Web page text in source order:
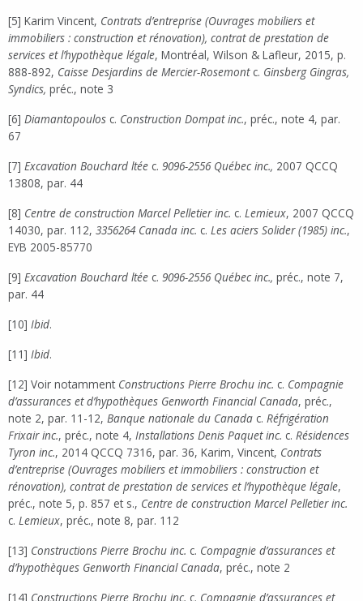
[5] Karim Vincent, Contrats d’entreprise (Ouvrages mobiliers et
immobiliers : construction et rénovation), contrat de prestation de
services et l’hypothèque légale, Montréal, Wilson & Lafleur, 2015, p.
888-892, Caisse Desjardins de Mercier-Rosemontc. Ginsberg Gingras,
Syndics, préc., note 3
[6] Diamantopoulos c. Construction Dompat inc., préc., note 4, par.
67
[7] Excavation Bouchard ltée c. 9096-2556 Québec inc., 2007 QCCQ
13808, par. 44
[8] Centre de construction Marcel Pelletier inc. c. Lemieux, 2007 QCCQ
14030, par. 112, 3356264 Canada inc. c. Les aciers Solider (1985) inc.,
EYB 2005-85770
[9] Excavation Bouchard ltée c. 9096-2556 Québec inc., préc., note 7,
par. 44
[10] Ibid.
[11] Ibid.
[12] Voir notamment Constructions Pierre Brochu inc. c. Compagnie
d’assurances et d’hypothèques Genworth Financial Canada, préc.,
note 2, par. 11-12, Banque nationale du Canada c. Réfrigération
Frixair inc., préc., note 4, Installations Denis Paquet inc. c. Résidences
Tyron inc., 2014 QCCQ 7316, par. 36, Karim, Vincent, Contrats
d’entreprise (Ouvrages mobiliers et immobiliers : construction et
rénovation), contrat de prestation de services et l’hypothèque légale,
préc., note 5, p. 857 et s., Centre de construction Marcel Pelletier inc.
c. Lemieux, préc., note 8, par. 112
[13] Constructions Pierre Brochu inc. c. Compagnie d’assurances et
d’hypothèques Genworth Financial Canada, préc., note 2
[14] Constructions Pierre Brochu inc. c. Compagnie d’assurances et